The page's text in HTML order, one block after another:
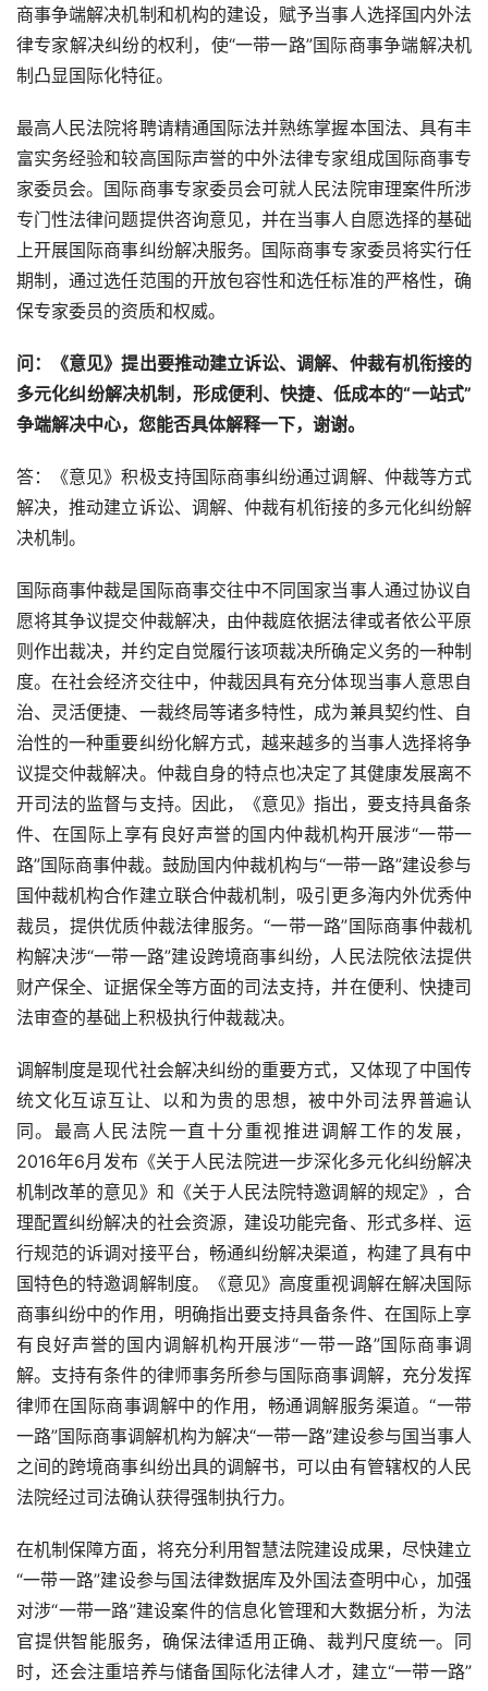
商事争端解决机制和机构的建设，赋予当事人选择国内外法
律专家解决纠纷的权利，使“一带一路”国际商事争端解决机
制凸显国际化特征。
最高人民法院将聘请精通国际法并熟练掌握本国法、具有丰
富实务经验和较高国际声誉的中外法律专家组成国际商事专
家委员会。国际商事专家委员会可就人民法院审理案件所涉
专门性法律问题提供咨询意见，并在当事人自愿选择的基础
上开展国际商事纠纷解决服务。国际商事专家委员将实行任
期制，通过选任范围的开放包容性和选任标准的严格性，确
保专家委员的资质和权威。
问：《意见》提出要推动建立诉讼、调解、仲裁有机衔接的
多元化纠纷解决机制，形成便利、快捷、低成本的“一站式”
争端解决中心，您能否具体解释一下，谢谢。
答：《意见》积极支持国际商事纠纷通过调解、仲裁等方式
解决，推动建立诉讼、调解、仲裁有机衔接的多元化纠纷解
决机制。
国际商事仲裁是国际商事交往中不同国家当事人通过协议自
愿将其争议提交仲裁解决，由仲裁庭依据法律或者依公平原
则作出裁决，并约定自觉履行该项裁决所确定义务的一种制
度。在社会经济交往中，仲裁因具有充分体现当事人意思自
治、灵活便捷、一裁终局等诸多特性，成为兼具契约性、自
治性的一种重要纠纷化解方式，越来越多的当事人选择将争
议提交仲裁解决。仲裁自身的特点也决定了其健康发展离不
开司法的监督与支持。因此，《意见》指出，要支持具备条
件、在国际上享有良好声誉的国内仲裁机构开展涉“一带一
路”国际商事仲裁。鼓励国内仲裁机构与“一带一路”建设参与
国仲裁机构合作建立联合仲裁机制，吸引更多海内外优秀仲
裁员，提供优质仲裁法律服务。“一带一路”国际商事仲裁机
构解决涉“一带一路”建设跨境商事纠纷，人民法院依法提供
财产保全、证据保全等方面的司法支持，并在便利、快捷司
法审查的基础上积极执行仲裁裁决。
调解制度是现代社会解决纠纷的重要方式，又体现了中国传
统文化互谅互让、以和为贵的思想，被中外司法界普遍认
同。最高人民法院一直十分重视推进调解工作的发展，
2016年6月发布《关于人民法院进一步深化多元化纠纷解决
机制改革的意见》和《关于人民法院特邀调解的规定》，合
理配置纠纷解决的社会资源，建设功能完备、形式多样、运
行规范的诉调对接平台，畅通纠纷解决渠道，构建了具有中
国特色的特邀调解制度。《意见》高度重视调解在解决国际
商事纠纷中的作用，明确指出要支持具备条件、在国际上享
有良好声誉的国内调解机构开展涉“一带一路”国际商事调
解。支持有条件的律师事务所参与国际商事调解，充分发挥
律师在国际商事调解中的作用，畅通调解服务渠道。“一带
一路”国际商事调解机构为解决“一带一路”建设参与国当事人
之间的跨境商事纠纷出具的调解书，可以由有管辖权的人民
法院经过司法确认获得强制执行力。
在机制保障方面，将充分利用智慧法院建设成果，尽快建立
“一带一路”建设参与国法律数据库及外国法查明中心，加强
对涉“一带一路”建设案件的信息化管理和大数据分析，为法
官提供智能服务，确保法律适用正确、裁判尺度统一。同
时，还会注重培养与储备国际化法律人才，建立“一带一路”